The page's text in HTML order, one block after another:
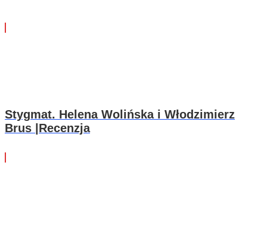
Stygmat. Helena Wolińska i Włodzimierz
Brus |Recenzja